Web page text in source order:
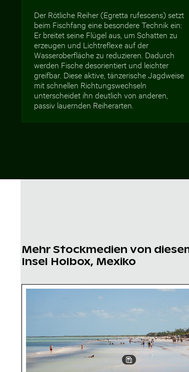
Der Rötliche Reiher (Egretta rufescens) setzt
beim Fischfang eine besondere Technik ein:
Er breitet seine Flügel aus, um Schatten zu
erzeugen und Lichtreflexe auf der
Wasseroberfläche zu reduzieren. Dadurch
werden Fische desorientiert und leichter
greifbar. Diese aktive, tänzerische Jagdweise
mit schnellen Richtungswechseln
unterscheidet ihn deutlich von anderen,
passiv lauernden Reiherarten.
Mehr Stockmedien von
Insel Holbox, Mexiko
Menschen genießen den Strand auf